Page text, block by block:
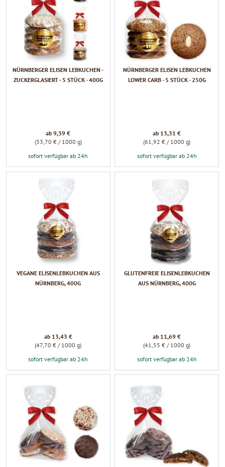
NÜRNBERGER ELISEN LEBKUCHEN -
ZUCKERGLASIERT - 5 STÜCK - 400G
ab 9,39 €
(33,70 € / 1000 g)
sofort verfügbar ab 24h
NÜRNBERGER ELISEN LEBKUCHEN
LOWER CARB - 5 STÜCK - 250G
ab 13,31 €
(61,92 € / 1000 g)
sofort verfügbar ab 24h
VEGANE ELISENLEBKUCHEN AUS
NÜRNBERG, 400G
ab 13,43 €
(47,70 € / 1000 g)
sofort verfügbar ab 24h
GLUTENFREIE ELISENLEBKUCHEN
AUS NÜRNBERG, 400G
ab 11,69 €
(41,55 € / 1000 g)
sofort verfügbar ab 24h